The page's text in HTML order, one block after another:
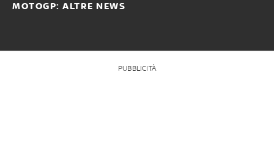
MOTOGP: ALTRE NEWS
PUBBLICITÀ